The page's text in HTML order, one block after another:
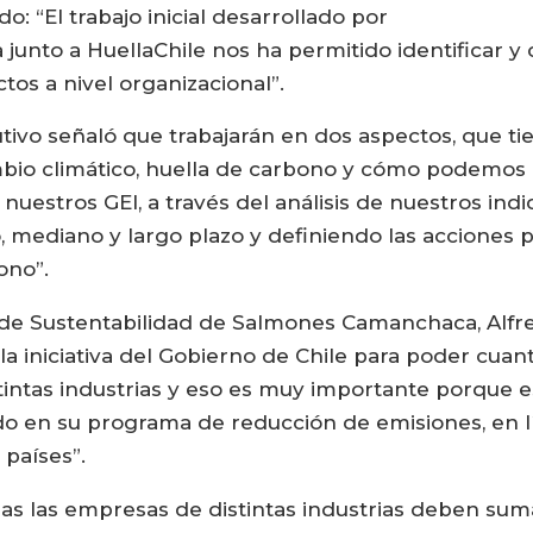
“El trabajo inicial desarrollado por
a HuellaChile nos ha permitido identificar y
a nivel organizacional”.
señaló que trabajarán en dos aspectos, que
climático, huella de carbono y cómo
GEI, a través del análisis de nuestros
mediano y largo plazo y definiendo las acciones
Sustentabilidad de Salmones Camanchaca,
iniciativa del Gobierno de Chile para poder
industrias y eso es muy importante porque
en su programa de reducción de emisiones, en
las empresas de distintas industrias deben